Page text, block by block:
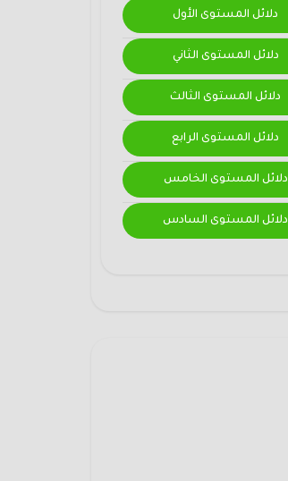
دلائل المستوى الأول
دلائل المستوى الثاني
دلائل المستوى الثالث
دلائل المستوى الرابع
دلائل المستوى الخامس
دلائل المستوى السادس